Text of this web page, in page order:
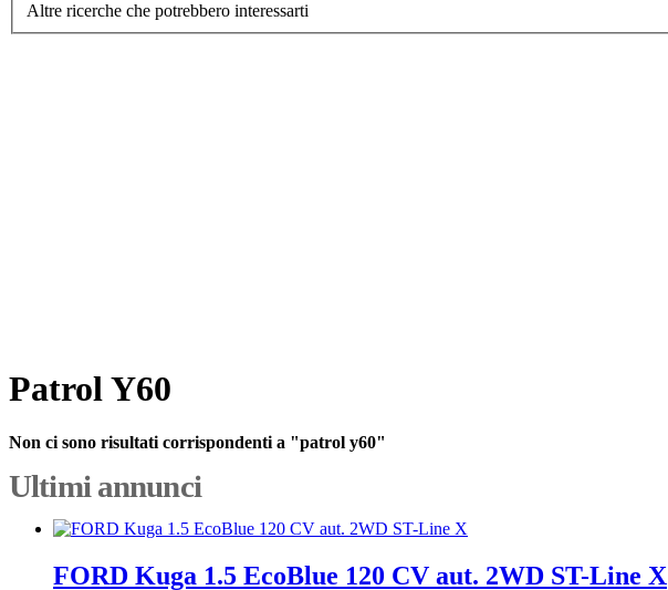
Altre ricerche che potrebbero interessarti
Patrol Y60
Non ci sono risultati corrispondenti a "patrol y60"
Ultimi annunci
FORD Kuga 1.5 EcoBlue 120 CV aut. 2WD ST-Line X